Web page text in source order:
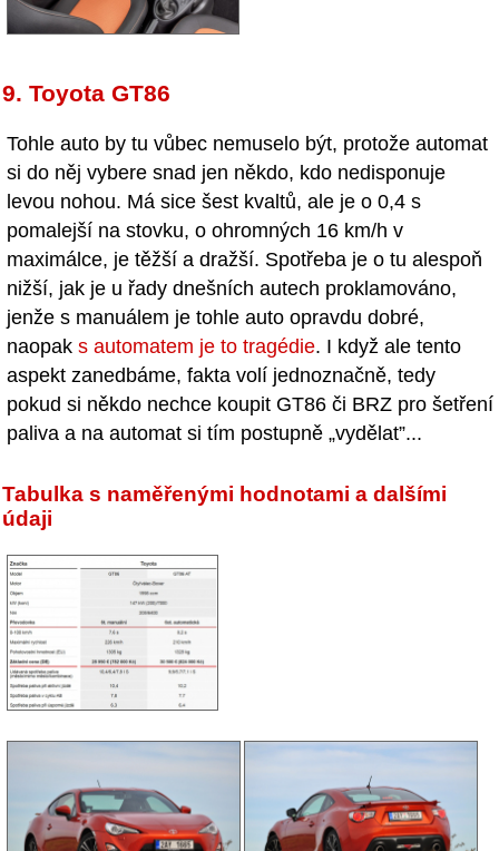
9. Toyota GT86
Tohle auto by tu vůbec nemuselo být, protože automat
si do něj vybere snad jen někdo, kdo nedisponuje
levou nohou. Má sice šest kvaltů, ale je o 0,4 s
pomalejší na stovku, o ohromných 16 km/h v
maximálce, je těžší a dražší. Spotřeba je o tu alespoň
nižší, jak je u řady dnešních autech proklamováno,
jenže s manuálem je tohle auto opravdu dobré,
naopak s automatem je to tragédie. I když ale tento
aspekt zanedbáme, fakta volí jednoznačně, tedy
pokud si někdo nechce koupit GT86 či BRZ pro šetření
paliva a na automat si tím postupně „vydělat”...
Tabulka s naměřenými hodnotami a dalšími
údaji